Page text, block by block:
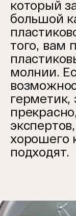
который
большой
того, вам
молнии.
герметик,
хорошего
подходят.